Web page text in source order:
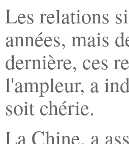
Les relations
années, mais
dernière, ces
l'ampleur, a
soit chérie.
La Chine, a